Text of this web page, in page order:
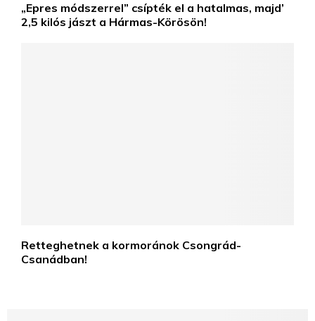
„Epres módszerrel” csípték el a hatalmas, majd’
2,5 kilós jászt a Hármas-Körösön!
Retteghetnek a kormoránok Csongrád-
Csanádban!